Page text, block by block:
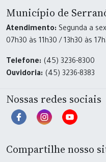
Município de
Atendimento: Segunda a
07h30 às 11h30 / 13h30 às
Telefone: (45) 3236-8300
Ouvidoria: (45) 3236-8383
Nossas redes sociais
Compartilhe nosso